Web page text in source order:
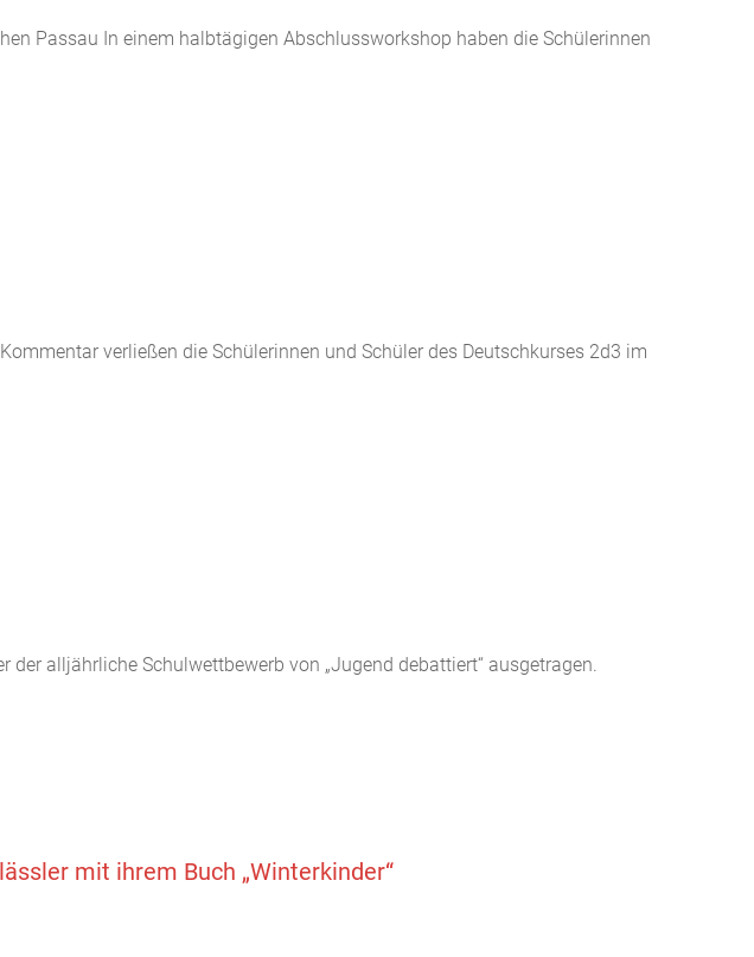
Passau In einem halbtägigen Abschlussworkshop haben die Schülerinnen
verließen die Schülerinnen und Schüler des Deutschkurses 2d3 im
alljährliche Schulwettbewerb von „Jugend debattiert“ ausgetragen.
mit ihrem Buch „Winterkinder“